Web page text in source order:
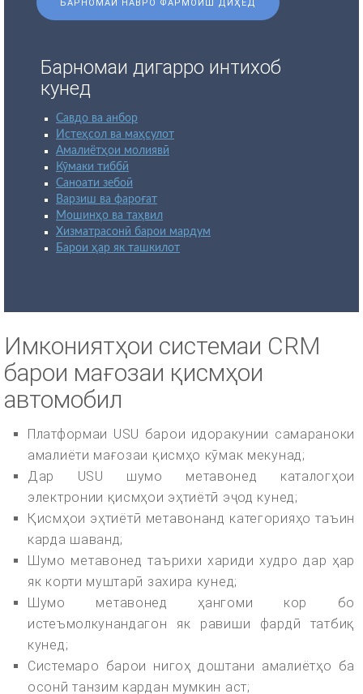
БАРНОМАИ НАВРО ФАРМОИШ ДИҲЕД
Барномаи дигарро интихоб
кунед
Савдо ва анбор
Истеҳсол ва маҳсулот
Амалиётҳои молиявӣ
Кӯмаки тиббӣ
Саноати зебоӣ
Варзиш ва фароғат
Мошинҳо ва таҳвил
Хизматрасонӣ барои мардум
Барои ҳар як ташкилот
Имкониятҳои системаи CRM
барои мағозаи қисмҳои
автомобил
Платформаи USU барои идоракунии самараноки
амалиёти мағозаи қисмҳо кӯмак мекунад;
Дар USU шумо метавонед каталогҳои
электронии қисмҳои эҳтиётӣ эҷод кунед;
Қисмҳои эҳтиётӣ метавонанд категорияҳо таъин
карда шаванд;
Шумо метавонед таърихи хариди худро дар ҳар
як корти муштарӣ захира кунед;
Шумо метавонед ҳангоми кор бо
истеъмолкунандагон як равиши фардӣ татбиқ
кунед;
Системаро барои нигоҳ доштани амалиётҳо ба
осонӣ танзим кардан мумкин аст;